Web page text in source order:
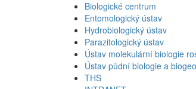
Biologické centrum
Entomologický ústav
Hydrobiologický ústav
Parazitologický ústav
Ústav molekulární biologie
Ústav půdní biologie a
THS